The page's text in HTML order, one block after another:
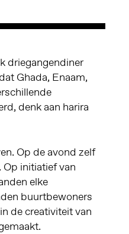
driegangendiner
Ghada, Enaam,
denk aan harira
Op de avond zelf
initiatief van
elke
buurtbewoners
de creativiteit van